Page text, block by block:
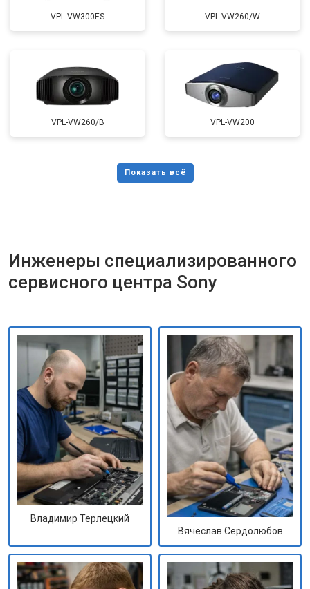
VPL-VW300ES VPL-VW260/W
VPL-VW260/B VPL-VW200
Инженеры специализированного
сервисного центра Sony
Владимир Терлецкий
Вячеслав Сердолюбов